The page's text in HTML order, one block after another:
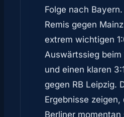
Folge nach
Remis gegen
extrem wichtigen
Auswärtssieg beim
und einen klaren
gegen RB Leipzig.
Ergebnisse zeigen,
Berliner